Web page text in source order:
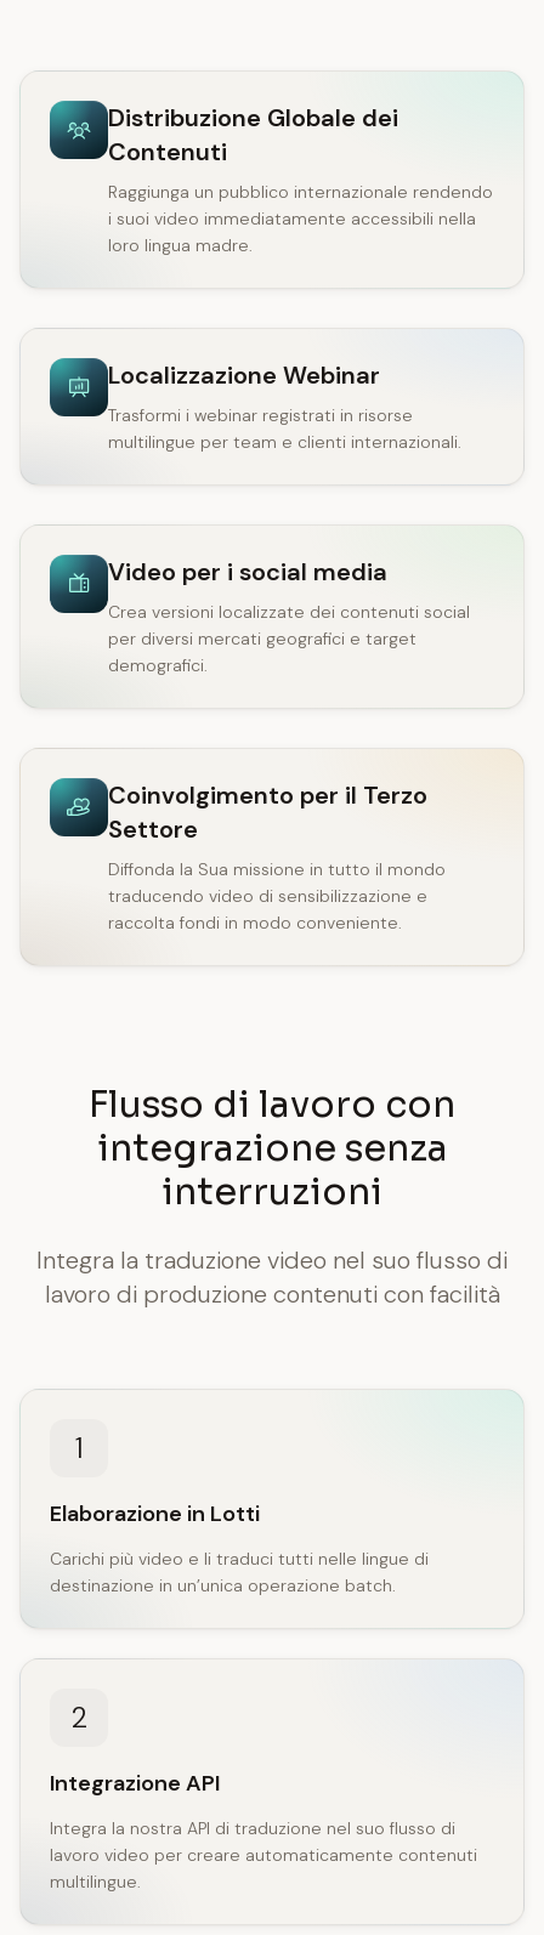
Distribuzione Globale dei
Contenuti
Raggiunga un pubblico internazionale rendendo
i suoi video immediatamente accessibili nella
loro lingua madre.
Localizzazione Webinar
Trasformi i webinar registrati in risorse
multilingue per team e clienti internazionali.
Video per i social media
Crea versioni localizzate dei contenuti social
per diversi mercati geografici e target
demografici.
Coinvolgimento per il Terzo
Settore
Diffonda la Sua missione in tutto il mondo
traducendo video di sensibilizzazione e
raccolta fondi in modo conveniente.
Flusso di lavoro con
integrazione senza
interruzioni
Integra la traduzione video nel suo flusso di
lavoro di produzione contenuti con facilità
1
Elaborazione in Lotti
Carichi più video e li traduci tutti nelle lingue di
destinazione in un’unica operazione batch.
2
Integrazione API
Integra la nostra API di traduzione nel suo flusso di
lavoro video per creare automaticamente contenuti
multilingue.